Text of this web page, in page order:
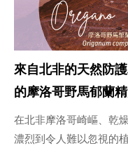
來自北非的天然防
的摩洛哥野馬郁蘭
在北非摩洛哥崎嶇、乾
濃烈到令人難以忽視的